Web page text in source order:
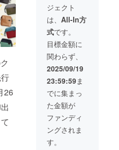
26
礼のご
連絡を
させて
いただ
きま
す。 い
ただい
たご支
新たな
新製品
展開へ
の開発
費用な
どに利
用させ
本製シ
リー
ズ・ブ
ラック
／
デュー
ロンタ
イプ）
を1点、
お届け
いたし
ます。
・一般
販売価
格から
の特価
ジェクト
は、 All-In方
式です。
目標金額に
関わらず、
2025/09/19
23:59:59ま
でに集まっ
た金額が
ファンディ
ングされま
す。